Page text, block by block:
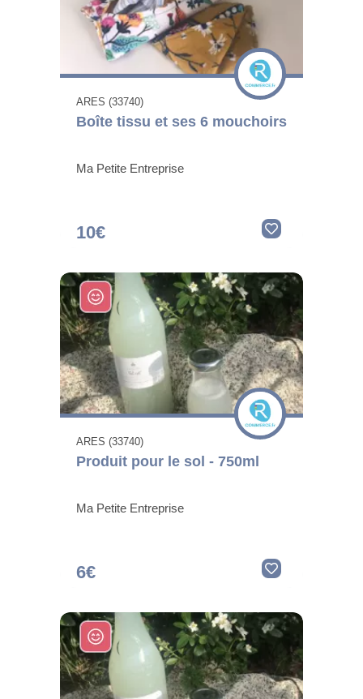
ARES (33740)
Boîte tissu et ses 6 mouchoirs
Ma Petite Entreprise
10€
ARES (33740)
Produit pour le sol - 750ml
Ma Petite Entreprise
6€